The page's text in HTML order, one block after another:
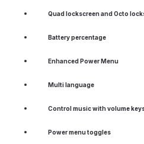
Quad lockscreen and Octo
Battery percentage
Enhanced Power Menu
Multi language
Control music with volume
Power menu toggles